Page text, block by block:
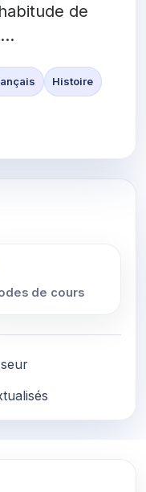
de
Histoire
de cours